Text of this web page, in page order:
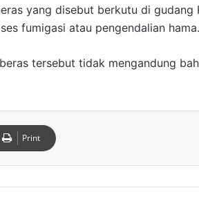
yang disebut berkutu di gudang
fumigasi atau pengendalian hama.
tersebut tidak mengandung
Print